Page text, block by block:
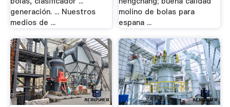
generación. ... Nuestros
medios de ...
molino de bolas para
espana ...